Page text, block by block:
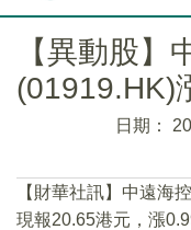
【異動股】
(01919.HK)
日期：
【財華社訊】中遠海
現報20.65港元，漲